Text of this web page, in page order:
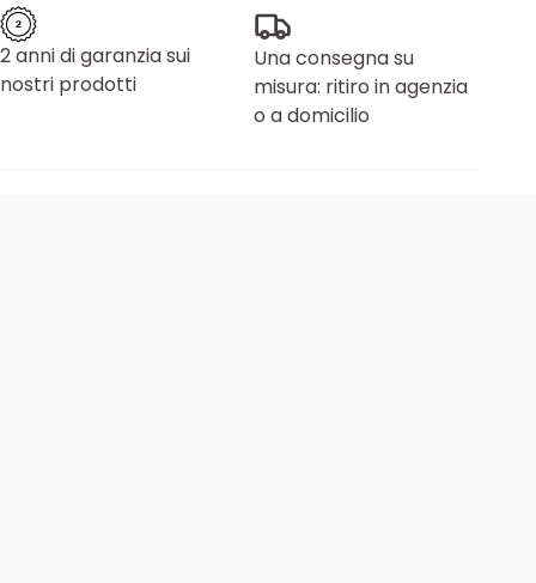
2 anni di garanzia sui
nostri prodotti
Una consegna su
misura: ritiro in agenzia
o a domicilio